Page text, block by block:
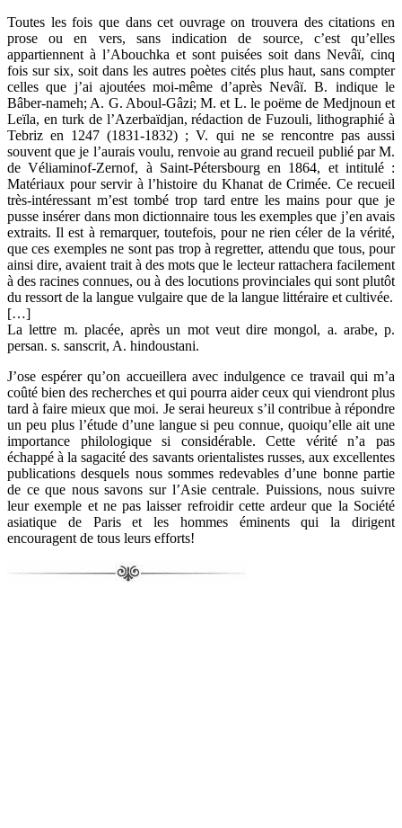
Toutes les fois que dans cet ouvrage on trouvera des citations en
prose ou en vers, sans indication de source, c’est qu’elles
appartiennent à l’Abouchka et sont puisées soit dans Nevâï, cinq
fois sur six, soit dans les autres poètes cités plus haut, sans compter
celles que j’ai ajoutées moi-même d’après Nevâï. B. indique le
Bâber-nameh; A. G. Aboul-Gâzi; M. et L. le poëme de Medjnoun et
Leïla, en turk de l’Azerbaïdjan, rédaction de Fuzouli, lithographié à
Tebriz en 1247 (1831-1832) ; V. qui ne se rencontre pas aussi
souvent que je l’aurais voulu, renvoie au grand recueil publié par M.
de Véliaminof-Zernof, à Saint-Pétersbourg en 1864, et intitulé :
Matériaux pour servir à l’histoire du Khanat de Crimée. Ce recueil
très-intéressant m’est tombé trop tard entre les mains pour que je
pusse insérer dans mon dictionnaire tous les exemples que j’en avais
extraits. Il est à remarquer, toutefois, pour ne rien céler de la vérité,
que ces exemples ne sont pas trop à regretter, attendu que tous, pour
ainsi dire, avaient trait à des mots que le lecteur rattachera facilement
à des racines connues, ou à des locutions provinciales qui sont plutôt
du ressort de la langue vulgaire que de la langue littéraire et cultivée.
[…]
La lettre m. placée, après un mot veut dire mongol, a. arabe, p.
persan. s. sanscrit, A. hindoustani.
J’ose espérer qu’on accueillera avec indulgence ce travail qui m’a
coûté bien des recherches et qui pourra aider ceux qui viendront plus
tard à faire mieux que moi. Je serai heureux s’il contribue à répondre
un peu plus l’étude d’une langue si peu connue, quoiqu’elle ait une
importance philologique si considérable. Cette vérité n’a pas
échappé à la sagacité des savants orientalistes russes, aux excellentes
publications desquels nous sommes redevables d’une bonne partie
de ce que nous savons sur l’Asie centrale. Puissions, nous suivre
leur exemple et ne pas laisser refroidir cette ardeur que la Société
asiatique de Paris et les hommes éminents qui la dirigent
encouragent de tous leurs efforts!